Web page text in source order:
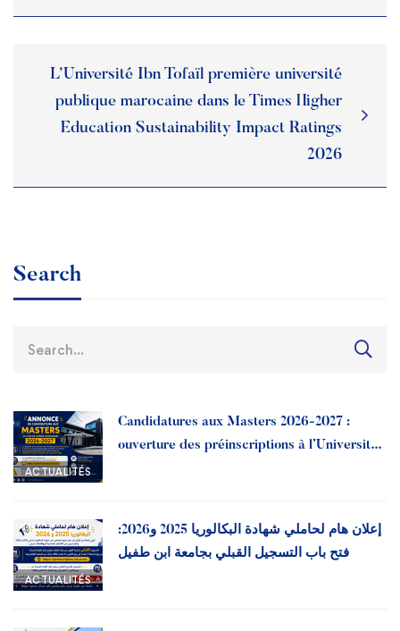
Search
ACTUALITÉS
Candidatures aux Masters 2026-2027 :
ouverture des préinscriptions à l’Université
ACTUALITÉS
إعلان هام لحاملي شهادة البكالوريا 2025 و2026:
فتح باب التسجيل القبلي بجامعة ابن طفيل
L’Université Ibn Tofaïl première université
publique marocaine dans le Times Higher
Education Sustainability Impact Ratings
2026